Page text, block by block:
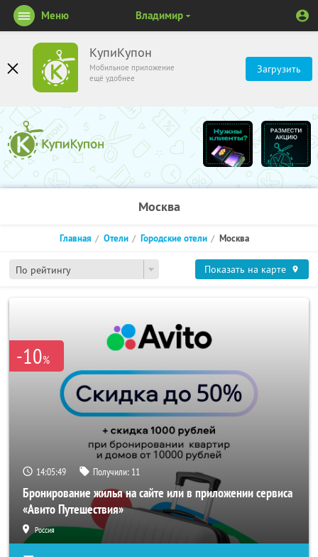
КупиКупон
Мобильное приложение
ещё удобнее
Загрузить
Меню Владимир
Москва
По рейтингу
Главная Отели Городские отели Москва
Показать на карте
-10%
14:05:49 Получили: 11
Бронирование жилья на сайте или в приложении сервиса
«Авито Путешествия»
Россия